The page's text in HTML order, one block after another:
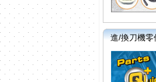
進/換刀機零